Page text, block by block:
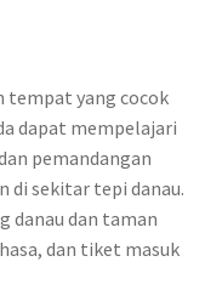
tempat yang cocok
dapat mempelajari
pemandangan
di sekitar tepi danau.
danau dan taman
dan tiket masuk